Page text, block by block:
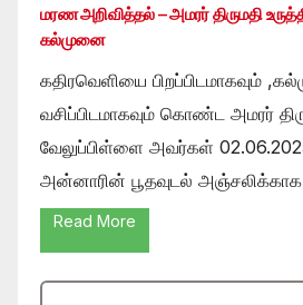
மரண அறிவித்தல் – அமரர் திருமதி
கல்முனை
கதிரவெளியை பிறப்பிடமாகவும்
வசிப்பிடமாகவும் கொண்ட அமரர்
வேலுப்பிள்ளை அவர்கள்
அன்னாரின் பூதவுடல்
Read More